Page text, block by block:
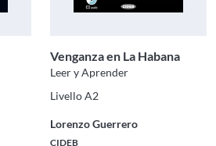
Venganza en La Habana
Leer y Aprender
Livello A2
Lorenzo Guerrero
CIDEB